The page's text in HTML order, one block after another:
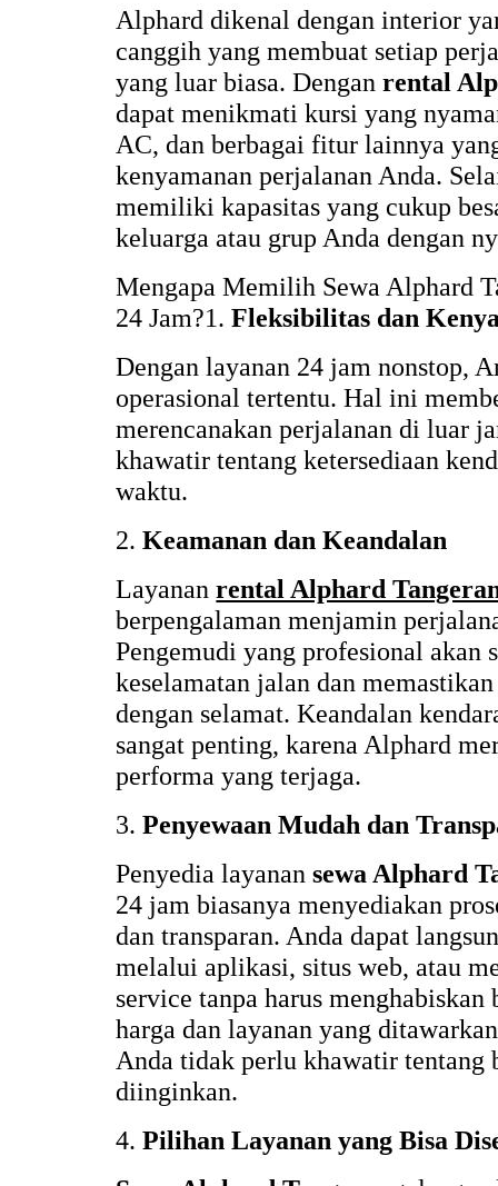
Alphard dikenal dengan interior
canggih yang membuat setiap
yang luar biasa. Denganrental
dapat menikmati kursi yang
AC, dan berbagai fitur lainnya
kenyamanan perjalanan Anda.
memiliki kapasitas yang cukup
keluarga atau grup Anda dengan
Mengapa Memilih Sewa Alphard
24 Jam?1.Fleksibilitas dan
Dengan layanan 24 jam nonstop,
operasional tertentu. Hal ini
merencanakan perjalanan di luar
khawatir tentang ketersediaan
waktu.
2.Keamanan dan Keandalan
Layananrental Alphard
berpengalaman menjamin
Pengemudi yang profesional akan
keselamatan jalan dan
dengan selamat. Keandalan
sangat penting, karena Alphard
performa yang terjaga.
3.Penyewaan Mudah dan
Penyedia layanansewa Alphard
24 jam biasanya menyediakan
dan transparan. Anda dapat
melalui aplikasi, situs web, atau
service tanpa harus menghabiskan
harga dan layanan yang
Anda tidak perlu khawatir tentang
diinginkan.
4.Pilihan Layanan yang Bisa